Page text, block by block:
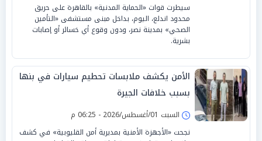
سيطرت قوات «الحماية المدنية» بالقاهرة على حريق
محدود اندلع، اليوم، بداخل مبنى مستشفى «التأمين
الصحي» بمدينة نصر، ودون وقوع أي خسائر أو إصابات
بشرية.
الأمن يكشف ملابسات تحطيم سيارات في بنها
بسبب خلافات الجيرة
السبت 01/أغسطس/2026 - 06:25 م
نجحت «الأجهزة الأمنية بمديرية أمن القليوبية» في كشف